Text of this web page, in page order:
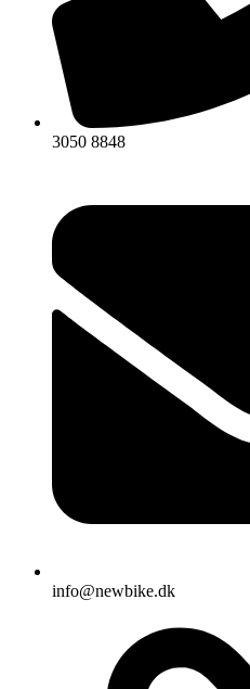
3050 8848
info@newbike.dk